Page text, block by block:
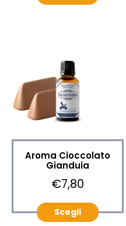
Aroma Cioccolato
Gianduia
€7,80
Scegli